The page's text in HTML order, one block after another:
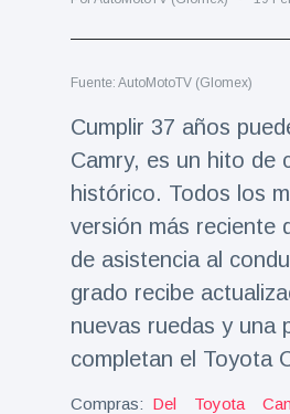
Últimas noticias
SKAI News
in English |
7 October
9000 Vistas
Halloween -
octubre!
Fuente: AutoMotoTV (Glomex)
Cumplir 37 años
Camry, es un hito de
histórico. Todos los
versión más reciente
de asistencia al
grado recibe
nuevas ruedas y una
completan el Toyota
Compras: Del Toyota